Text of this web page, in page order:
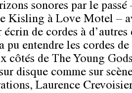
sonores par le passé
Kisling à Love Motel –
de cordes à d’autres
pu entendre les cordes de
côtés de The Young
disque comme sur
Laurence